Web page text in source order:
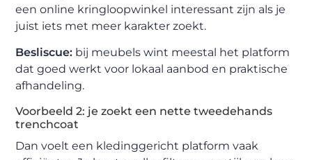
een online kringloopwinkel interessant zijn als je
juist iets met meer karakter zoekt.
Besliscue: bij meubels wint meestal het platform
dat goed werkt voor lokaal aanbod en praktische
afhandeling.
Voorbeeld 2: je zoekt een nette tweedehands
trenchcoat
Dan voelt een kledinggericht platform vaak